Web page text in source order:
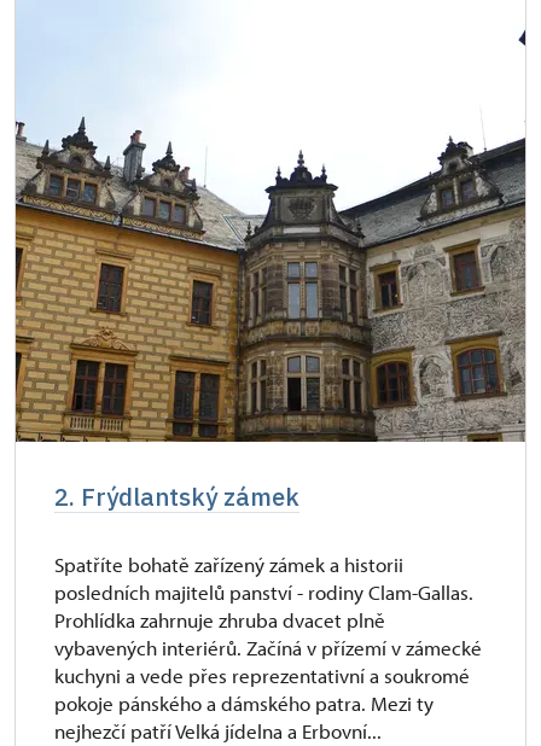
Průkaz Náš člověk *
zdarma
* Platí pouze pro jednu osobu (držitele
průkazu)
2. Frýdlantský zámek
Spatříte bohatě zařízený zámek a historii
posledních majitelů panství - rodiny Clam-Gallas.
Prohlídka zahrnuje zhruba dvacet plně
vybavených interiérů. Začíná v přízemí v zámecké
kuchyni a vede přes reprezentativní a soukromé
pokoje pánského a dámského patra. Mezi ty
nejhezčí patří Velká jídelna a Erbovní...